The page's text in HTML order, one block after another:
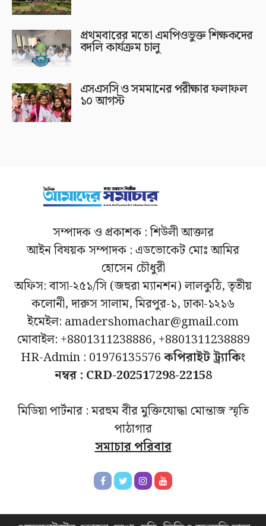
প্রথমবারের মতো এমপিওভুক্ত শিক্ষকদের
বদলি কার্যক্রম চালু
এসএসসি ও সমমানের পরীক্ষার ফলাফল
১০ আগস্ট
সম্পাদক ও প্রকাশক : শিউলী আক্তার
আইন বিষয়ক সম্পাদক : এডভোকেট মোঃ আমির
হোসেন চৌধুরী
অফিস: বাসা-২৫১/সি (জহুরা ম্যানশন) লালকুঠি, তৃতীয়
কলোনী, দারুস সালাম, মিরপুর-১, ঢাকা-১২১৬
ইমেইল: amadershomachar@gmail.com
মোবাইল: +8801311238886, +8801311238889
HR-Admin : 01976135576কপিরাইট ট্র্যাকিং
নম্বর : CRD-202517298-22158
মিডিয়া পার্টনার : মরহুম বীর মুক্তিযোদ্ধা মোন্তাজ স্মৃতি
পাঠাগার
সমাচার পরিবার